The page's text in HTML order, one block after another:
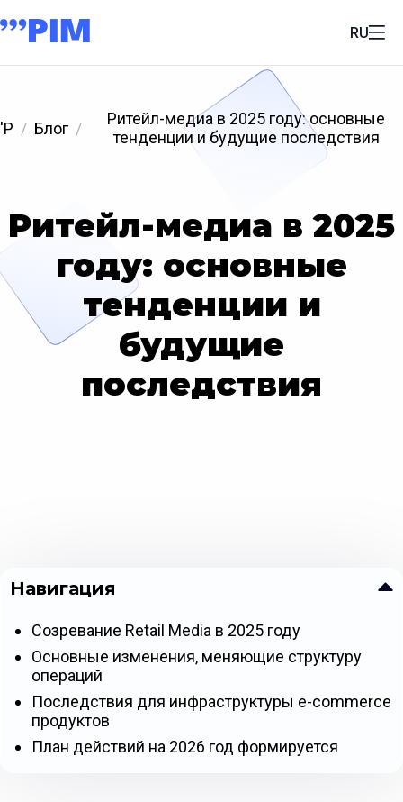
RU
'P Блог
Ритейл-медиа в 2025 году: основные
тенденции и будущие последствия
Ритейл-медиа в 2025
году: основные
тенденции и
будущие
последствия
Навигация
Созревание Retail Media в 2025 году
Основные изменения, меняющие структуру
операций
Последствия для инфраструктуры e-commerce
продуктов
План действий на 2026 год формируется